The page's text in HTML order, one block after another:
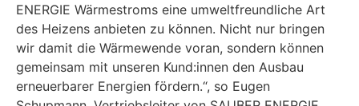
ENERGIE Wärmestroms eine umweltfreundliche Art
des Heizens anbieten zu können. Nicht nur bringen
wir damit die Wärmewende voran, sondern können
gemeinsam mit unseren Kund:innen den Ausbau
erneuerbarer Energien fördern.“, so Eugen